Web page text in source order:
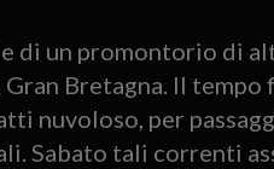
di un promontorio di
Bretagna. Il tempo
nuvoloso, per
Sabato tali correnti